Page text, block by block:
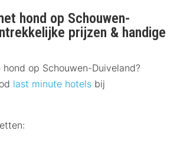
hond op Schouwen-
prijzen & handige
op Schouwen-Duiveland?
last minute hotels bij